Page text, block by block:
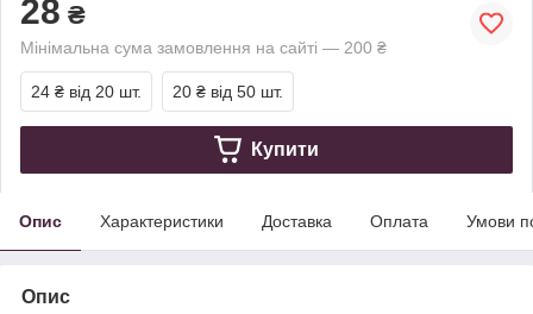
28 ₴
Мінімальна сума замовлення на сайті — 200 ₴
24 ₴ від 20 шт. 20 ₴ від 50 шт.
Купити
Опис Характеристики Доставка Оплата Умови
Опис